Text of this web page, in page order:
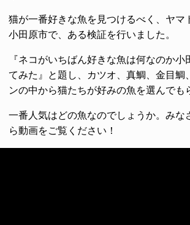
猫が一番好きな魚を見つけるべく、ヤマ
小田原市で、ある検証を行いました。
『ネコがいちばん好きな魚は何なのか
てみた』と題し、カツオ、真鯛、金目鯛
ンの中から猫たちが好みの魚を選んでも
一番人気はどの魚なのでしょうか。みな
ら動画をご覧ください！